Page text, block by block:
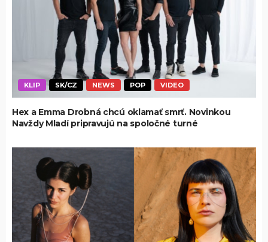
KLIP SK/CZ NEWS POP VIDEO
Hex a Emma Drobná chcú oklamať smrť. Novinkou
Navždy Mladí pripravujú na spoločné turné